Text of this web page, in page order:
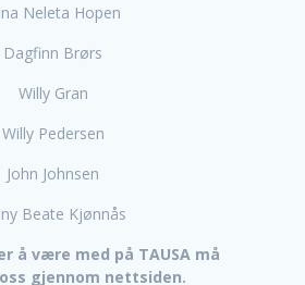
Neleta Hopen
Dagfinn Brørs
Willy Gran
Willy Pedersen
John Johnsen
Beate Kjønnås
å være med på TAUSA må
gjennom nettsiden.